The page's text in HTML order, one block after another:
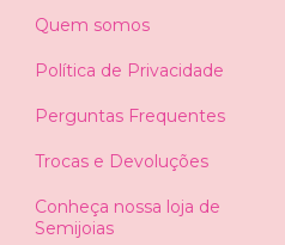
Quem somos
Política de Privacidade
Perguntas Frequentes
Trocas e Devoluções
Conheça nossa loja de
Semijoias